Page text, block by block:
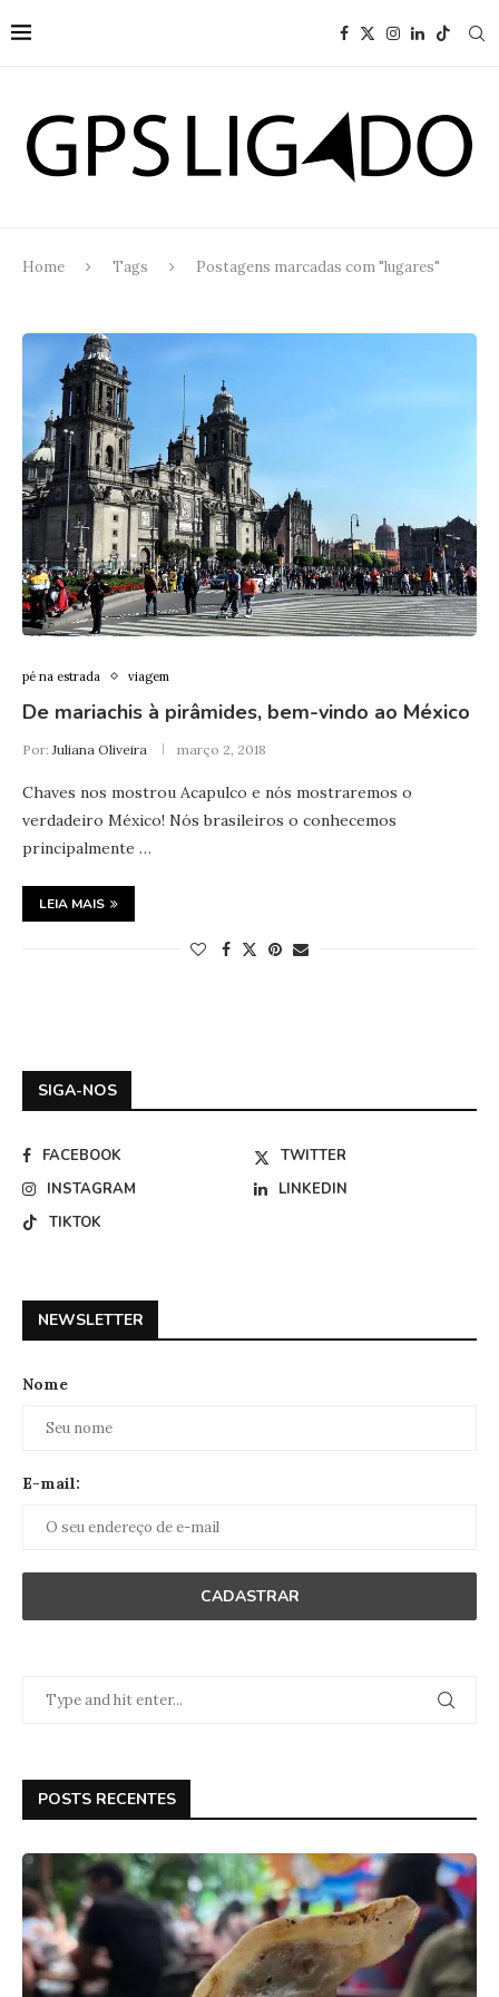
Home Tags Postagens marcadas com "lugares"
pé na estrada viagem
De mariachis à pirâmides, bem-vindo ao México
Por: Juliana Oliveira março 2, 2018
Chaves nos mostrou Acapulco e nós mostraremos o
verdadeiro México! Nós brasileiros o conhecemos
principalmente …
LEIA MAIS
SIGA-NOS
FACEBOOK
TWITTER
INSTAGRAM
LINKEDIN
TIKTOK
NEWSLETTER
Nome
E-mail:
POSTS RECENTES